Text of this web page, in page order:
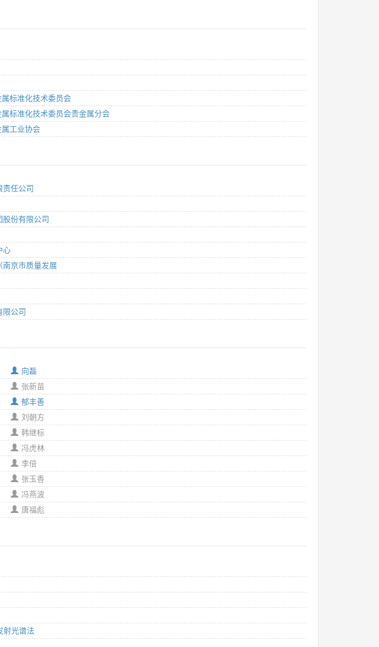
标准化技术委员会
标准化技术委员会贵金属分会
工业协会
责任公司
份有限公司
心
南京市质量发展
限公司
向磊
张新苗
郁丰善
刘朝方
韩继标
冯虎林
李倍
张玉香
冯燕波
唐福彪
射光谱法